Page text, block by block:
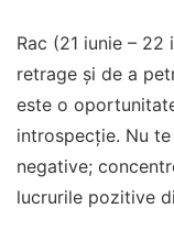
Rac (21 iunie –
retrage și de a
este o
introspecție. Nu
negative;
lucrurile pozitive